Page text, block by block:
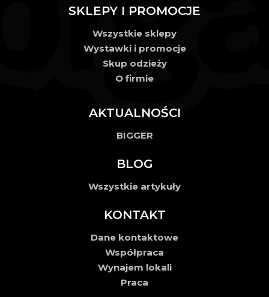
SKLEPY I PROMOCJE
Wszystkie sklepy
Wystawki i promocje
Skup odzieży
O firmie
AKTUALNOŚCI
BIGGER
BLOG
Wszystkie artykuły
KONTAKT
Dane kontaktowe
Współpraca
Wynajem lokali
Praca